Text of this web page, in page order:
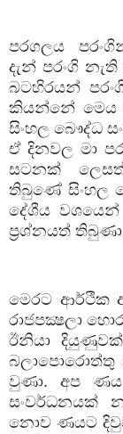
පරගලය
දැන් පරංගි
බටහිරයන්
කියන්නේ මෙය
සිංහල බෞද්ධ
ඒ දිනවල මා
සටනක්
තිබුණේ සිංහල
දේශීය
ප්‍රශ්නයත්
මෙරට ආර්ථික
රාජපක්‍ෂලා
ඊනියා
වුණා. අප
සංවර්ධනයක්
නොව ණයට